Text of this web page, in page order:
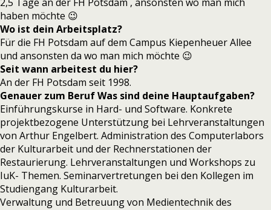
haben möchte 😉
Wo ist dein Arbeitsplatz?
Für die FH Potsdam auf dem Campus Kiepenheuer Allee
und ansonsten da wo man mich möchte 😉
Seit wann arbeitest du hier?
An der FH Potsdam seit 1998.
Genauer zum Beruf Was sind deine Hauptaufgaben?
Einführungskurse in Hard- und Software. Konkrete
projektbezogene Unterstützung bei Lehrveranstaltungen
von Arthur Engelbert. Administration des Computerlabors
der Kulturarbeit und der Rechnerstationen der
Restaurierung. Lehrveranstaltungen und Workshops zu
IuK- Themen. Seminarvertretungen bei den Kollegen im
Studiengang Kulturarbeit.
Verwaltung und Betreuung von Medientechnik des